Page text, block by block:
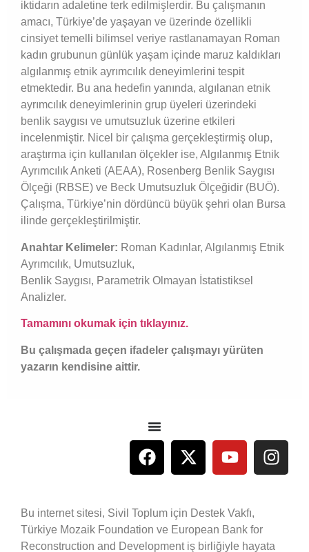
iktidarın adaletine terk edilmişlerdir. Bu çalışmanın
amacı, Türkiye’de yaşayan ve üzerinde özellikli
cinsiyet temelli bilimsel veriye rastlanamayan Roman
kadın grubunun günlük yaşam içinde maruz kaldıkları
algılanmış etnik ayrımcılık deneyimlerini tespit
etmektedir. Bu ana hedefin yanında, algılanan etnik
ayrımcılık deneyimlerinin grup üyeleri üzerindeki
benlik saygısı ve umutsuzluk üzerine etkileri
incelenmiştir. Nicel bir çalışma gerçekleştirmiş olup,
araştırma için kullanılan ölçekler ise, Algılanmış Etnik
Ayrımcılık Anketi (AEAA), Rosenberg Benlik Saygısı
Ölçeği (RBSE) ve Beck Umutsuzluk Ölçeğidir (BUÖ).
Çalışma, Türkiye’nin dördüncü büyük şehri olan Bursa
ilinde gerçekleştirilmiştir.
Anahtar Kelimeler: Roman Kadınlar, Algılanmış Etnik
Ayrımcılık, Umutsuzluk,
Benlik Saygısı, Parametrik Olmayan İstatistiksel
Analizler.
Tamamını okumak için tıklayınız.
Bu çalışmada geçen ifadeler çalışmayı yürüten
yazarın kendisine aittir.
Bu internet sitesi, Sivil Toplum için Destek Vakfı,
Türkiye Mozaik Foundation ve European Bank for
Reconstruction and Development iş birliğiyle hayata